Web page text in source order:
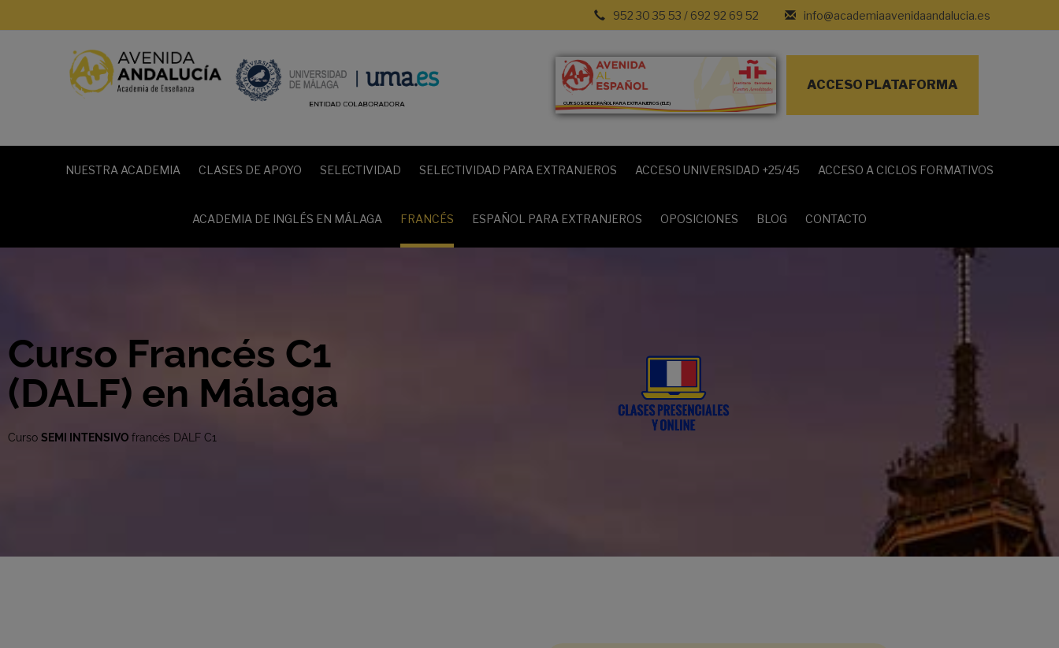
info@academiaavenidaandalucia.es
952 30 35 53 / 692 92 69 52
CURSOS DE ESPAÑOL PARA EXTRANJEROS (ELE)
ACCESO PLATAFORMA
NUESTRA ACADEMIA CLASES DE APOYO SELECTIVIDAD SELECTIVIDAD PARA EXTRANJEROS ACCESO UNIVERSIDAD +25/45 ACCESO A CICLOS FORMATIVOS
ACADEMIA DE INGLÉS EN MÁLAGA FRANCÉS ESPAÑOL PARA EXTRANJEROS OPOSICIONES BLOG CONTACTO
Curso Francés C1
(DALF) en Málaga
Curso SEMI INTENSIVO francés DALF C1